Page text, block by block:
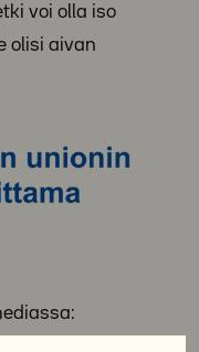
voi olla iso
olisi aivan